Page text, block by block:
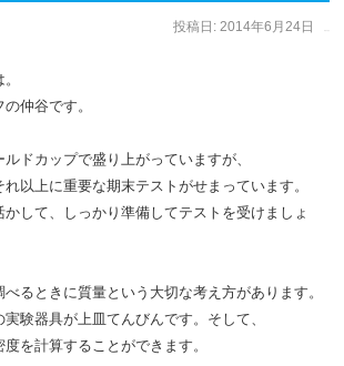
投稿日: 2014年6月24日
仲谷です。
ドカップで盛り上がっていますが、
以上に重要な期末テストがせまっています。
して、しっかり準備してテストを受けましょ
るときに質量という大切な考え方があります。
験器具が上皿てんびんです。そして、
を計算することができます。